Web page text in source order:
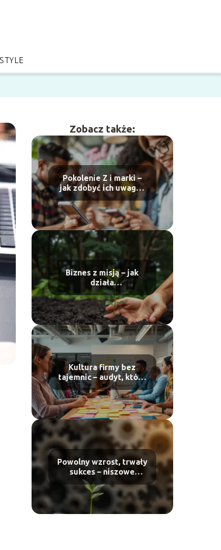
Zobacz także:
Pokolenie Z i marki –
jak zdobyć ich uwagę i
lojalność?
Biznes z misją – jak
działa
przedsiębiorczość
regeneracyjna
Kultura firmy bez
tajemnic – audyt, który
mówi więcej niż raport
Powolny wzrost, trwały
sukces – niszowe
skalowanie w praktyce